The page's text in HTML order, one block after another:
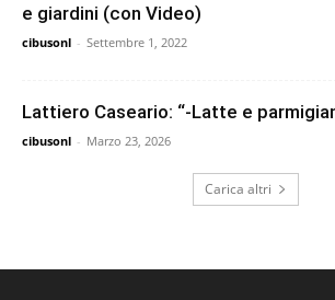
e giardini (con Video)
cibusonl - Settembre 1, 2022
Lattiero Caseario: “-Latte e
cibusonl - Marzo 23, 2026
Carica altri